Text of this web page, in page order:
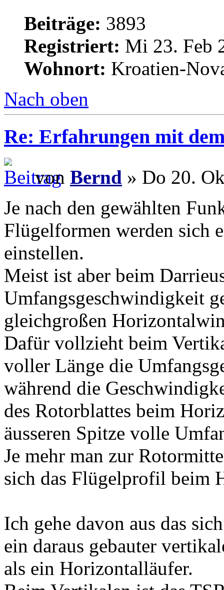
Beiträge: 3893
Registriert: Mi 23. Feb
Wohnort: Kroatien-
Nach oben
Re: Erfahrungen mit
von Bernd » Do 20.
Je nach den gewählten
Flügelformen werden sich
einstellen.
Meist ist aber beim
Umfangsgeschwindigkeit
gleichgroßen
Dafür vollzieht beim
voller Länge die
während die
des Rotorblattes beim
äusseren Spitze volle
Je mehr man zur
sich das Flügelprofil beim
Ich gehe davon aus das
ein daraus gebauter
als ein Horizontalläufer.